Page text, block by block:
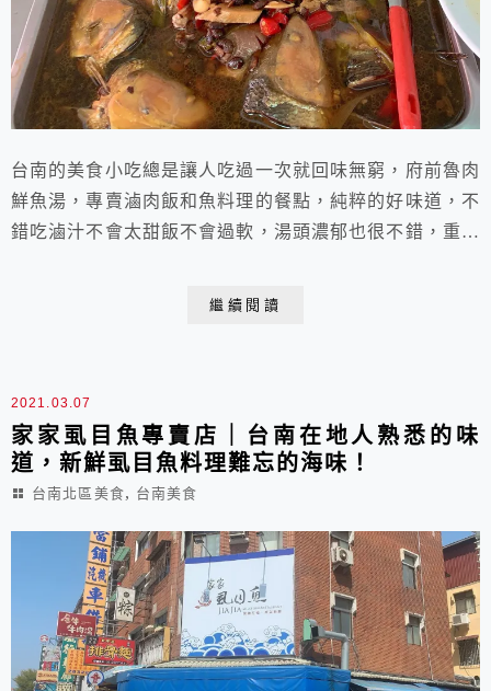
台南的美食小吃總是讓人吃過一次就回味無窮，府前魯肉
鮮魚湯，專賣滷肉飯和魚料理的餐點，純粹的好味道，不
錯吃滷汁不會太甜飯不會過軟，湯頭濃郁也很不錯，重點
繼續閱讀
2021.03.07
家家虱目魚專賣店｜台南在地人熟悉的味
道，新鮮虱目魚料理難忘的海味！
台南北區美食, 台南美食